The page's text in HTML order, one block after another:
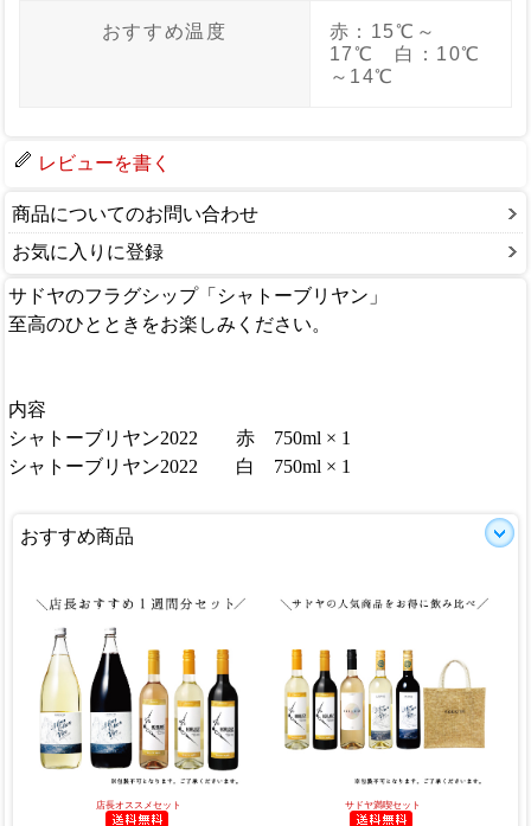
おすすめ温度
赤：15℃～
17℃ 白：10℃
～14℃
レビューを書く
商品についてのお問い合わせ
お気に入りに登録
サドヤのフラグシップ「シャトーブリヤン」
至高のひとときをお楽しみください。
内容
シャトーブリヤン2022 赤 750ml × 1
シャトーブリヤン2022 白 750ml × 1
おすすめ商品
店長オススメセット サドヤ満喫セット